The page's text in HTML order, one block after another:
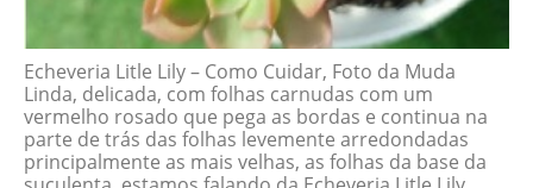
Echeveria Litle Lily – Como Cuidar, Foto da Muda
Linda, delicada, com folhas carnudas com um
vermelho rosado que pega as bordas e continua na
parte de trás das folhas levemente arredondadas
principalmente as mais velhas, as folhas da base da